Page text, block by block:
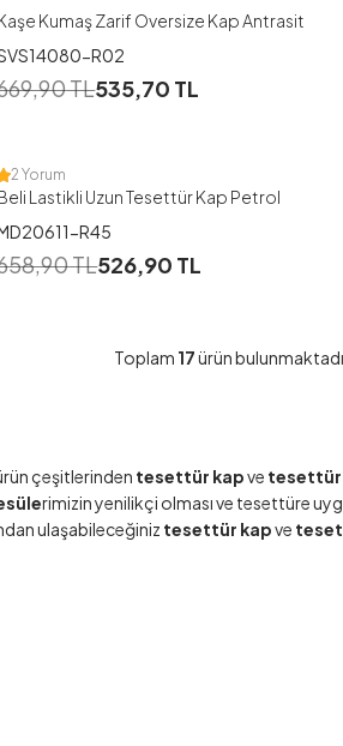
Kumaş Zarif Oversize Kap Antrasit
R02
TL535,70 TL
2 Yorum
Lastikli Uzun Tesettür Kap Petrol
R45
TL526,90 TL
Toplam 17ürün
çeşitlerinden tesettür kapve tesettür
rimizin yenilikçi olması ve tesettüre
ulaşabileceğiniz tesettür kapve